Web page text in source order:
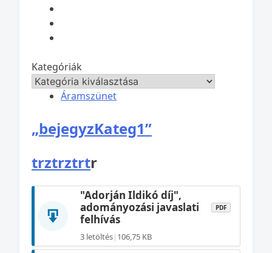
Kategóriák
Áramszünet
„bejegyzKateg1”
trztrztrtr
"Adorján Ildikó díj",
adományozási javaslati
felhívás
PDF
3 letöltés| 106,75 KB